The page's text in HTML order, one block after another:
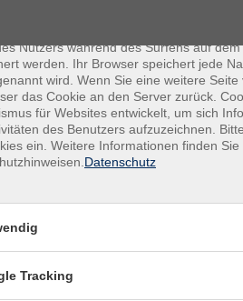
der Verarbeitung gemäß unseren
.
Nutzers während des Surfens auf
werden. Ihr Browser speichert jede
wird. Wenn Sie eine weitere
das Cookie an den Server zurück.
für Websites entwickelt, um sich
des Benutzers aufzuzeichnen.
ein. Weitere Informationen finden Sie
Datenschutz
Tracking